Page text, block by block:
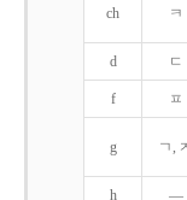
ch ㅋ
d ㄷ
f ㅍ
g ㄱ,
h ―